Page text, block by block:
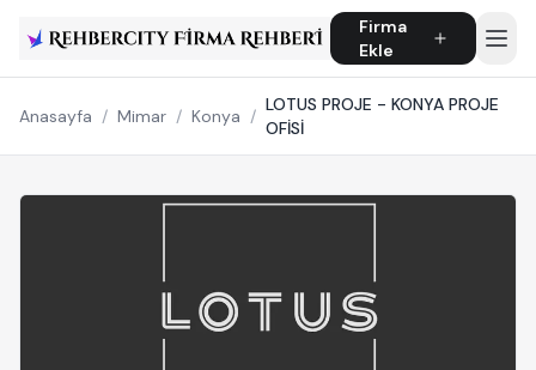
Firma
Ekle
Anasayfa / Mimar / Konya /
LOTUS PROJE - KONYA PROJE
OFİSİ